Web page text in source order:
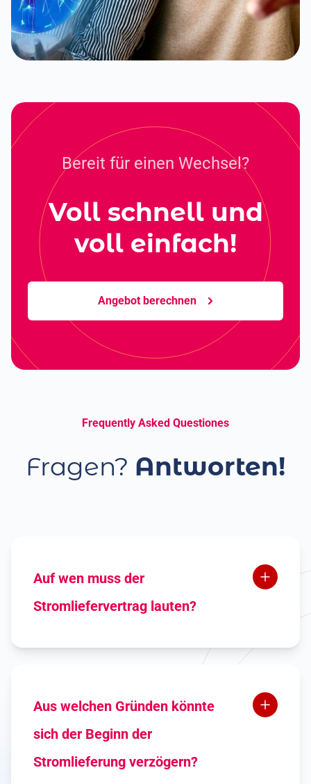
Bereit für einen Wechsel?
Voll schnell und
voll einfach!
Angebot berechnen
Frequently Asked Questiones
Fragen? Antworten!
Auf wen muss der
Stromliefervertrag lauten?
muss auf die Person lauten, auf
Aus welchen Gründen könnte
sich der Beginn der
Stromlieferung verzögern?